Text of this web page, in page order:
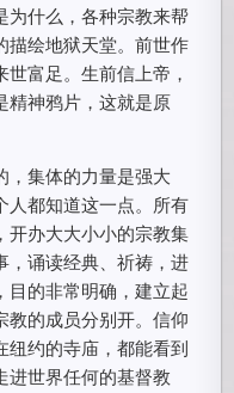
为什么，各种宗教来帮
描绘地狱天堂。前世作
富足。生前信上帝，
精神鸦片，这就是原
，集体的力量是强大
人都知道这一点。所有
开办大大小小的宗教集
，诵读经典、祈祷，进
目的非常明确，建立起
教的成员分别开。信仰
纽约的寺庙，都能看到
进世界任何的基督教